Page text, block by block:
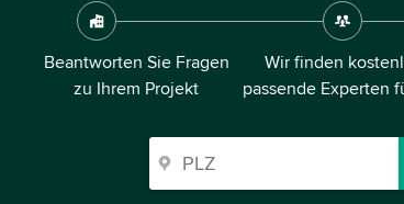
Beantworten Sie Fragen
zu Ihrem Projekt
Wir finden
passende Experten